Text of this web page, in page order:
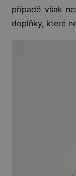
případě však
doplňky, které